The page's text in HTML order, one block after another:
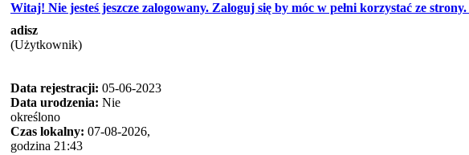
Witaj! Nie jesteś jeszcze zalogowany. Zaloguj się by móc w pełni korzystać ze
adisz
(Użytkownik)
Data rejestracji: 05-06-2023
Data urodzenia: Nie
określono
Czas lokalny: 07-08-2026,
godzina 21:43